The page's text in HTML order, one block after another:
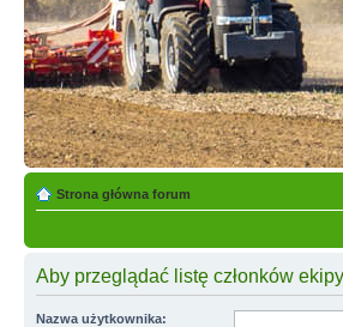
Strona główna forum
Aby przeglądać listę członków
Nazwa użytkownika: